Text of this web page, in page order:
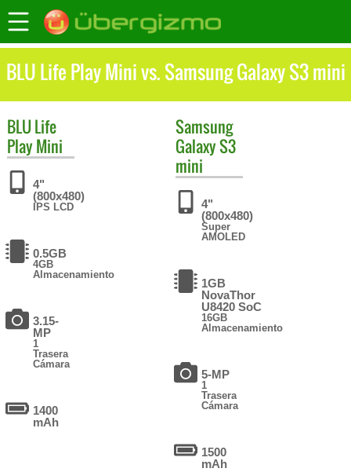
BLU Life Play Mini vs. Samsung Galaxy S3 mini
BLULife
Play Mini
4"
(800x480)
IPS LCD
0.5GB
4GB
Almacenamiento
3.15-
MP
1
Trasera
Cámara
1400
mAh
Samsung
Galaxy S3
mini
4"
(800x480)
Super
AMOLED
1GB
NovaThor
U8420 SoC
16GB
Almacenamiento
5-MP
1
Trasera
Cámara
1500
mAh